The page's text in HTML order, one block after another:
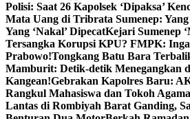
Polisi: Saat 26 Kapolsek ‘Dipaksa’
Mata Uang di Tribrata Sumenep:
Yang ‘Nakal’ DipecatKejari Sumenep
Tersangka Korupsi KPU? FMPK:
Prabowo!Tongkang Batu Bara
Mamburit: Detik-detik Menegangkan
Kangean!Gebrakan Kapolres Baru:
Rangkul Mahasiswa dan Tokoh
Lantas di Rombiyah Barat Ganding,